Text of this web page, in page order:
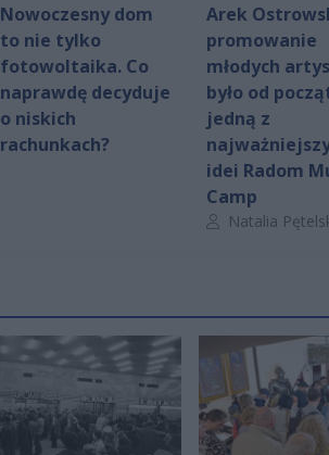
Nowoczesny dom
to nie tylko
fotowoltaika. Co
naprawdę decyduje
o niskich
rachunkach?
Arek
promowanie
młodych
było od
jedną z
idei Radom
Camp
Autor artykułu:
Natalia